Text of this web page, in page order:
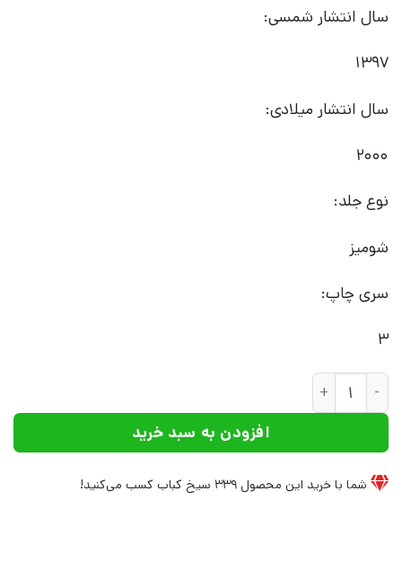
سال انتشار شمسی:
1397
سال انتشار میلادی:
2000
نوع جلد:
شومیز
سری چاپ:
3
کتاب برهان | انتشارات افراز عدد
افزودن به سبد خرید
شما با خرید این محصول 339 سیخ کباب کسب می‌کنید!